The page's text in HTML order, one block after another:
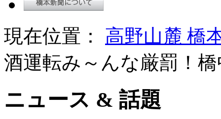
現在位置： 高野山麓 橋
酒運転み～んな厳罰！
ニュース & 話題